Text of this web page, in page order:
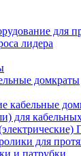
для
лидера
домкраты
кабельные
для
для
и патрубки